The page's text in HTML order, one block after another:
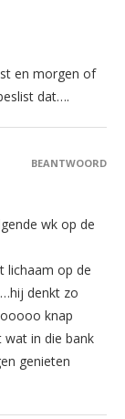
en morgen of
dat….
wk op de
lichaam op de
denkt zo
knap
wat in die bank
genieten
BEANTWOORD